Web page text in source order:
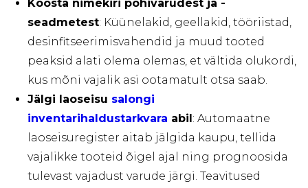
Koosta nimekiri põhivarudest ja -
seadmetest: Küünelakid, geellakid, tööriistad,
desinfitseerimisvahendid ja muud tooted
peaksid alati olema olemas, et vältida olukordi,
kus mõni vajalik asi ootamatult otsa saab.
Jälgi laoseisu salongi
inventarihaldustarkvara abil : Automaatne
laoseisuregister aitab jälgida kaupu, tellida
vajalikke tooteid õigel ajal ning prognoosida
tulevast vajadust varude järgi. Teavitused